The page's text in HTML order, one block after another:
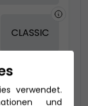
CLASSIC
verwendet.
und